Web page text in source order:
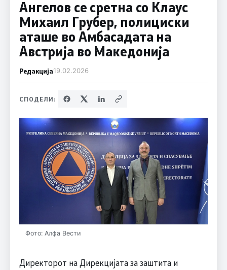
Ангелов се сретна со Клаус
Михаил Грубер, полициски
аташе во Амбасадата на
Австрија во Македонија
Редакција19.02.2026
СПОДЕЛИ:
Фото: Алфа Вести
Директорот на Дирекцијата за заштита и